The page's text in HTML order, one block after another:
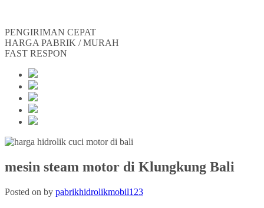
PENGIRIMAN CEPAT
HARGA PABRIK / MURAH
FAST RESPON
mesin steam motor di Klungkung Bali
Posted on by pabrikhidrolikmobil123